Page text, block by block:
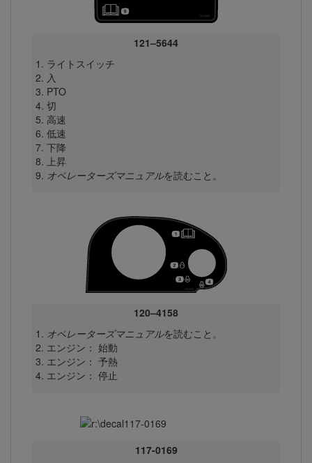
121–5644
ライトスイッチ
入
PTO
切
高速
低速
下降
上昇
オペレーターズマニュアルを読むこと。
120–4158
オペレーターズマニュアルを読むこと。
エンジン： 始動
エンジン： 予熱
エンジン： 停止
117-0169